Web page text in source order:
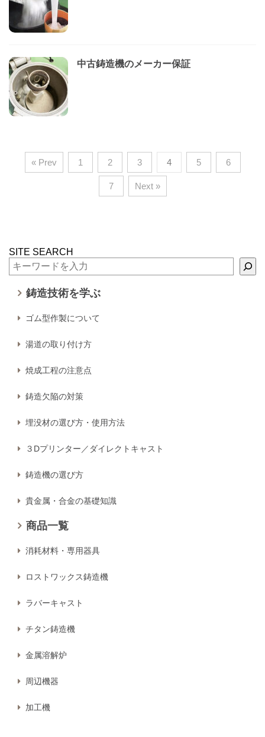
中古鋳造機のメーカー保証
« Prev 1 2 3 4 5 6
7 Next »
SITE SEARCH
鋳造技術を学ぶ
ゴム型作製について
湯道の取り付け方
焼成工程の注意点
鋳造欠陥の対策
埋没材の選び方・使用方法
３Dプリンター／ダイレクトキャスト
鋳造機の選び方
貴金属・合金の基礎知識
商品一覧
消耗材料・専用器具
ロストワックス鋳造機
ラバーキャスト
チタン鋳造機
金属溶解炉
周辺機器
加工機